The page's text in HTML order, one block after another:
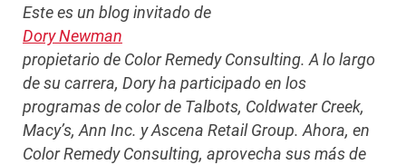
Este es un blog invitado de
Dory Newman
propietario de Color Remedy Consulting. A lo largo
de su carrera, Dory ha participado en los
programas de color de Talbots, Coldwater Creek,
Macy’s, Ann Inc. y Ascena Retail Group. Ahora, en
Color Remedy Consulting, aprovecha sus más de